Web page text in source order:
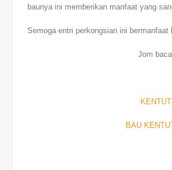
baunya ini memberikan manfaat yang
Semoga entri perkongsian ini
Jom
BAU